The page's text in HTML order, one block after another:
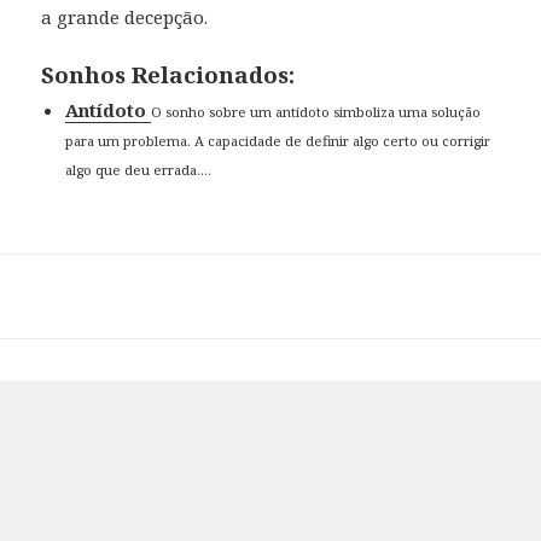
a grande decepção.
Sonhos Relacionados:
Antídoto O sonho sobre um antídoto simboliza uma solução
para um problema. A capacidade de definir algo certo ou corrigir
algo que deu errada....